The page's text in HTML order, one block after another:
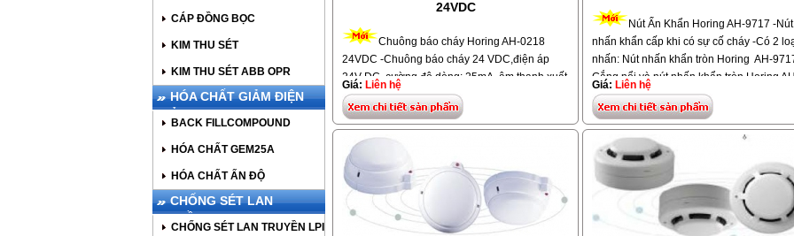
CÁP ĐỒNG BỌC
KIM THU SÉT
KIM THU SÉT ABB OPR
HÓA CHẤT GIẢM ĐIỆN
TRỞ
BACK FILLCOMPOUND
HÓA CHẤT GEM25A
HÓA CHẤT ẤN ĐỘ
CHỐNG SÉT LAN
TRUYỀN
CHỐNG SÉT LAN TRUYỀN LPI
24VDC
Chuông báo cháy Horing AH-0218
24VDC -Chuông báo cháy 24 VDC,điện áp
24V DC, cường độ dòng: 25mA, âm thanh xuất
ra 93dB @1M, Kích thước: Ø6" (152mm) x
56mm(H),Trọng lượng: 850 g.Chuyển động:
động cơ, bánh răng, búa gỗ -Hiệu: Horing,
Model: AH-021, Xuất xứ: Taiwan
Giá: Liên hệ
Nút Ấn Khẩn Horing AH-9717 -Nút
nhấn khẩn cấp khi có sự cố cháy -Có 2
nhấn: Nút nhấn khẩn tròn Horing AH-
Gắng nổi và nút nhấn khẩn tròn Horing
9717 - gắng chìm. -Nguồn điện: 24V DC
tối đa 30V DC 500mA. Chức năng:
đèn báo, nút reset. Kích thước: 140mm(D)
x45mm(H).Vật liệu: vỏ bọc chống cháy.
lượng: 160g.
Giá: Liên hệ